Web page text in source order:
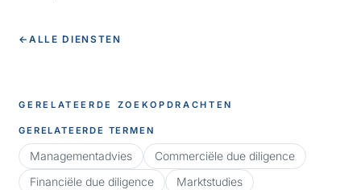
← ALLE DIENSTEN
GERELATEERDE ZOEKOPDRACHTEN
GERELATEERDE TERMEN
Managementadvies
Commerciële due diligence
Financiële due diligence
Marktstudies